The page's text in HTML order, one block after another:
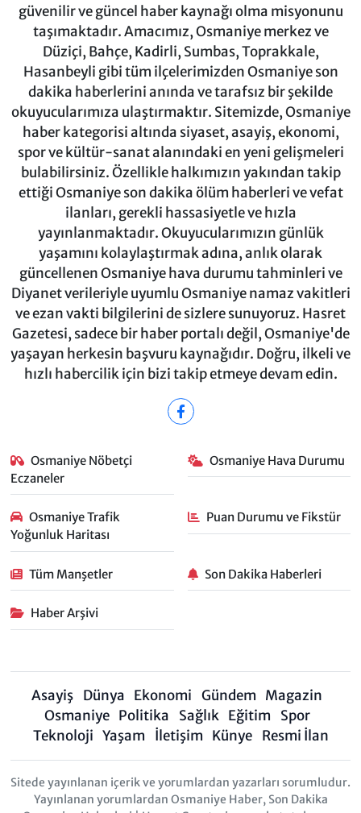
güvenilir ve güncel haber kaynağı olma misyonunu
taşımaktadır. Amacımız, Osmaniye merkez ve
Düziçi, Bahçe, Kadirli, Sumbas, Toprakkale,
Hasanbeyli gibi tüm ilçelerimizden Osmaniye son
dakika haberlerini anında ve tarafsız bir şekilde
okuyucularımıza ulaştırmaktır. Sitemizde, Osmaniye
haber kategorisi altında siyaset, asayiş, ekonomi,
spor ve kültür-sanat alanındaki en yeni gelişmeleri
bulabilirsiniz. Özellikle halkımızın yakından takip
ettiği Osmaniye son dakika ölüm haberleri ve vefat
ilanları, gerekli hassasiyetle ve hızla
yayınlanmaktadır. Okuyucularımızın günlük
yaşamını kolaylaştırmak adına, anlık olarak
güncellenen Osmaniye hava durumu tahminleri ve
Diyanet verileriyle uyumlu Osmaniye namaz vakitleri
ve ezan vakti bilgilerini de sizlere sunuyoruz. Hasret
Gazetesi, sadece bir haber portalı değil, Osmaniye'de
yaşayan herkesin başvuru kaynağıdır. Doğru, ilkeli ve
hızlı habercilik için bizi takip etmeye devam edin.
Osmaniye Nöbetçi
Eczaneler
Osmaniye Hava Durumu
Osmaniye Trafik
Yoğunluk Haritası
Puan Durumu ve Fikstür
Tüm Manşetler Son Dakika Haberleri
Haber Arşivi
Asayiş Dünya Ekonomi Gündem Magazin
Osmaniye Politika Sağlık Eğitim
Spor
Teknoloji Yaşam İletişim Künye Resmi İlan
Sitede yayınlanan içerik ve yorumlardan yazarları sorumludur.
Yayınlanan yorumlardan Osmaniye Haber, Son Dakika